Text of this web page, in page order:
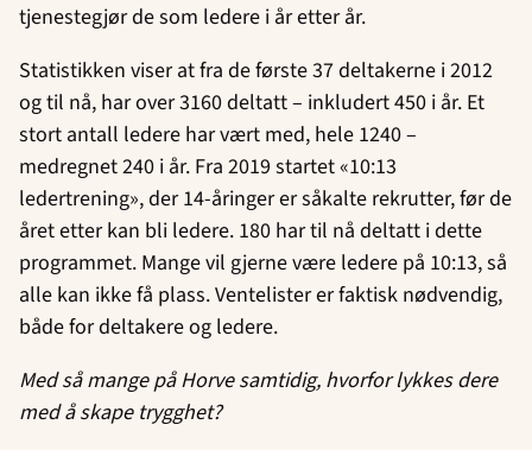
tjenestegjør de som ledere i år etter år.
Statistikken viser at fra de første 37 deltakerne i 2012
og til nå, har over 3160 deltatt – inkludert 450 i år. Et
stort antall ledere har vært med, hele 1240 –
medregnet 240 i år. Fra 2019 startet «10:13
ledertrening», der 14-åringer er såkalte rekrutter, før de
året etter kan bli ledere. 180 har til nå deltatt i dette
programmet. Mange vil gjerne være ledere på 10:13, så
alle kan ikke få plass. Ventelister er faktisk nødvendig,
både for deltakere og ledere.
Med så mange på Horve samtidig, hvorfor lykkes dere
med å skape trygghet?